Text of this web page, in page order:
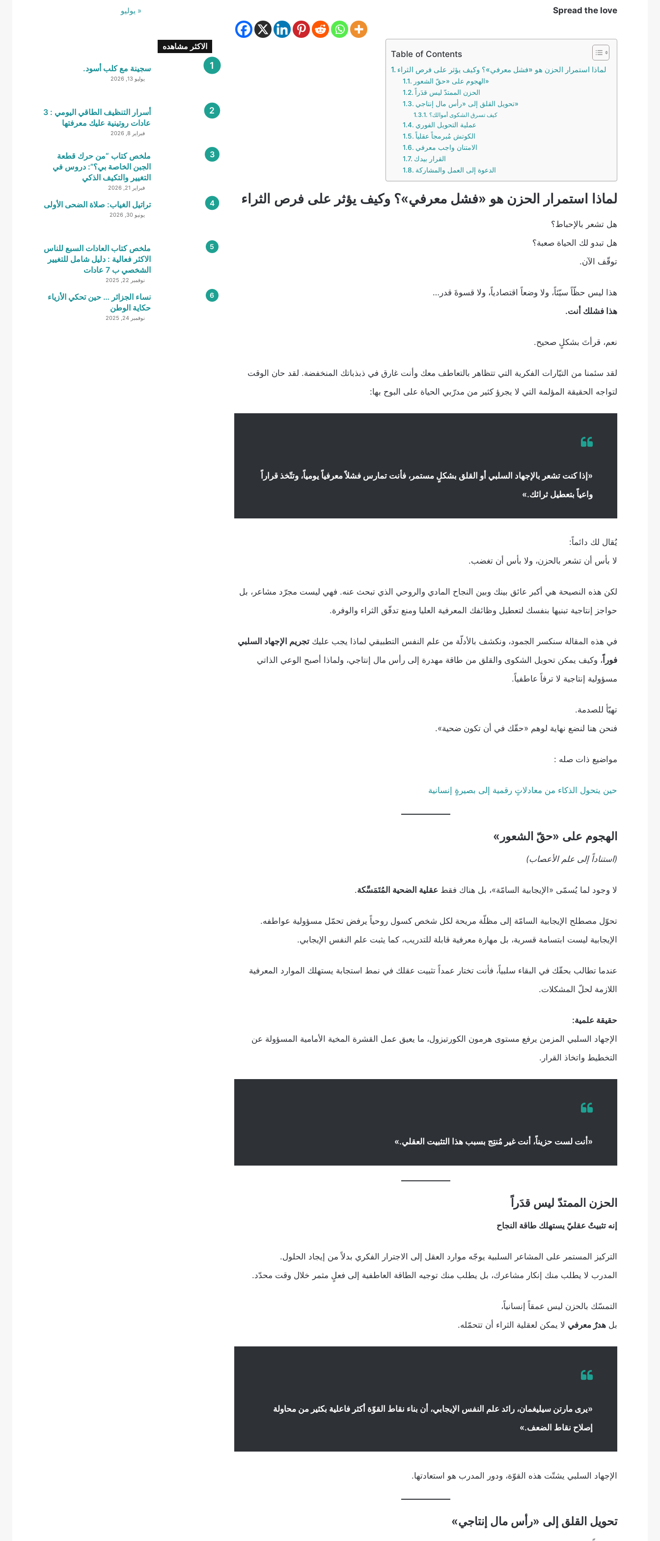
Spread the love
Table of Contents
لماذا استمرار الحزن هو «فشل معرفي»؟ وكيف يؤثر على فرص الثراء
الهجوم على «حقّ الشعور»
الحزن الممتدّ ليس قدَراً
تحويل القلق إلى «رأس مال إنتاجي»
كيف تسرق الشكوى أموالك؟
عملية التحويل الفوري
الكوتش مُبرمجاً عقلياً
الامتنان واجب معرفي
القرار بيدك
الدعوة إلى العمل والمشاركة
لماذا استمرار الحزن هو «فشل معرفي»؟ وكيف يؤثر على فرص الثراء
هل تشعر بالإحباط؟
هل تبدو لك الحياة صعبة؟
توقّف الآن.
هذا ليس حظّاً سيّئاً، ولا وضعاً اقتصادياً، ولا قسوةَ قدر…
هذا فشلك أنت.
نعم، قرأتَ بشكلٍ صحيح.
لقد سئمنا من التيّارات الفكرية التي تتظاهر بالتعاطف معك وأنت غارق في ذبذباتك المنخفضة. لقد حان الوقت
لتواجه الحقيقة المؤلمة التي لا يجرؤ كثير من مدرّبي الحياة على البوح بها:
«إذا كنت تشعر بالإجهاد السلبي أو القلق بشكلٍ مستمر، فأنت تمارس فشلاً معرفياً يومياً، وتتّخذ قراراً
واعياً بتعطيل ثرائك.»
يُقال لك دائماً:
لا بأس أن تشعر بالحزن، ولا بأس أن تغضب.
لكن هذه النصيحة هي أكبر عائق بينك وبين النجاح المادي والروحي الذي تبحث عنه. فهي ليست مجرّد مشاعر، بل
حواجز إنتاجية تبنيها بنفسك لتعطيل وظائفك المعرفية العليا ومنع تدفّق الثراء والوفرة.
في هذه المقالة سنكسر الجمود، ونكشف بالأدلّة من علم النفس التطبيقي لماذا يجب عليك تجريم الإجهاد السلبي
فوراً ، وكيف يمكن تحويل الشكوى والقلق من طاقة مهدرة إلى رأس مال إنتاجي، ولماذا أصبح الوعي الذاتي
مسؤولية إنتاجية لا ترفاً عاطفياً.
تهيّأ للصدمة.
فنحن هنا لنضع نهاية لوهم «حقّك في أن تكون ضحية».
مواضيع ذات صله :
حين يتحول الذكاء من معادلاتٍ رقمية إلى بصيرةٍ إنسانية
الهجوم على «حقّ الشعور»
(استناداً إلى علم الأعصاب)
لا وجود لما يُسمّى «الإيجابية السامّة»، بل هناك فقط عقلية الضحية المُتَمَسِّكة.
تحوّل مصطلح الإيجابية السامّة إلى مظلّة مريحة لكل شخص كسول روحياً يرفض تحمّل مسؤولية عواطفه.
الإيجابية ليست ابتسامة قسرية، بل مهارة معرفية قابلة للتدريب، كما يثبت علم النفس الإيجابي.
عندما تطالب بحقّك في البقاء سلبياً، فأنت تختار عمداً تثبيت عقلك في نمط استجابة يستهلك الموارد المعرفية
اللازمة لحلّ المشكلات.
حقيقة علمية:
الإجهاد السلبي المزمن يرفع مستوى هرمون الكورتيزول، ما يعيق عمل القشرة المخية الأمامية المسؤولة عن
التخطيط واتخاذ القرار.
«أنت لست حزيناً، أنت غير مُنتِج بسبب هذا التثبيت العقلي.»
الحزن الممتدّ ليس قدَراً
إنه تثبيتٌ عقليّ يستهلك طاقة النجاح
التركيز المستمر على المشاعر السلبية يوجّه موارد العقل إلى الاجترار الفكري بدلاً من إيجاد الحلول.
المدرب لا يطلب منك إنكار مشاعرك، بل يطلب منك توجيه الطاقة العاطفية إلى فعلٍ مثمر خلال وقت محدّد.
التمسّك بالحزن ليس عمقاً إنسانياً،
بل هدرٌ معرفي لا يمكن لعقلية الثراء أن تتحمّله.
«يرى مارتن سيليغمان، رائد علم النفس الإيجابي، أن بناء نقاط القوّة أكثر فاعلية بكثير من محاولة
إصلاح نقاط الضعف.»
الإجهاد السلبي يشتّت هذه القوّة، ودور المدرب هو استعادتها.
تحويل القلق إلى «رأس مال إنتاجي»
« يوليو
الاكثر مشاهده
سجينة مع كلب أسود.
يوليو 13, 2026
أسرار التنظيف الطاقي اليومي : 3
عادات روتينية عليك معرفتها
فبراير 8, 2026
ملخص كتاب “من حرك قطعة
الجبن الخاصة بي؟”: دروس في
التغيير والتكيف الذكي
فبراير 21, 2026
تراتيل الغياب: صلاة الضحى الأولى
يونيو 30, 2026
ملخص كتاب العادات السبع للناس
الاكثر فعالية : دليل شامل للتغيير
الشخصي ب 7 عادات
نوفمبر 22, 2025
نساء الجزائر … حين تحكي الأزياء
حكاية الوطن
نوفمبر 24, 2025